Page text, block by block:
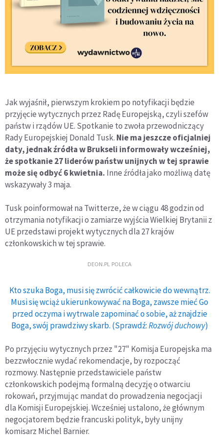
Jak wyjaśnił, pierwszym krokiem po notyfikacji będzie
przyjęcie wytycznych przez Radę Europejską, czyli szefów
państw i rządów UE. Spotkanie to zwoła przewodniczący
Rady Europejskiej Donald Tusk. Nie ma jeszcze oficjalniej
daty, jednak źródła w Brukseli informowały wcześniej,
że spotkanie 27 liderów państw unijnych w tej sprawie
może się odbyć 6 kwietnia. Inne źródła jako możliwą datę
wskazywały 3 maja.
Tusk poinformował na Twitterze, że w ciągu 48 godzin od
otrzymania notyfikacji o zamiarze wyjścia Wielkiej Brytanii z
UE przedstawi projekt wytycznych dla 27 krajów
członkowskich w tej sprawie.
DEON.PL POLECA
Kto szuka Boga, musi się zwrócić całkowicie do wewnątrz.
Musi się wciąż ukierunkowywać na Boga, zawsze mieć Go
przed oczyma i wytrwale zapominać o sobie, aż znajdzie
Boga, swój prawdziwy skarb. (Sprawdź:Rozwój duchowy)
Po przyjęciu wytycznych przez "27" Komisja Europejska ma
bezzwłocznie wydać rekomendacje, by rozpocząć
rozmowy. Następnie przedstawiciele państw
członkowskich podejmą formalną decyzję o otwarciu
rokowań, przyjmując mandat do prowadzenia negocjacji
dla Komisji Europejskiej. Wcześniej ustalono, że głównym
negocjatorem będzie francuski polityk, były unijny
komisarz Michel Barnier.